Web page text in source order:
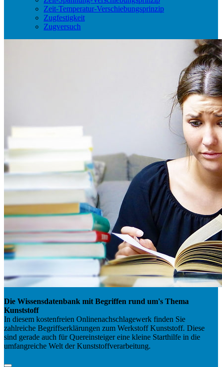
Zeit-Temperatur-Verschiebungsprinzip
Zugfestigkeit
Zugversuch
Die Wissensdatenbank mit Begriffen rund um's Thema
Kunststoff
In diesem kostenfreien Onlinenachschlagewerk finden Sie
zahlreiche Begriffserklärungen zum Werkstoff Kunststoff. Diese
sind gerade auch für Quereinsteiger eine kleine Starthilfe in die
umfangreiche Welt der Kunststoffverarbeitung.